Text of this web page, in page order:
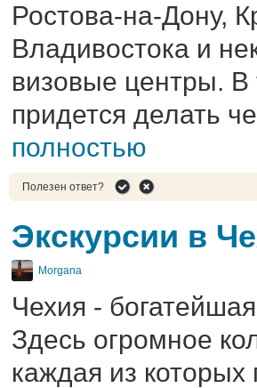
Ростова-на-Дону,
Владивостока и
визовые центры. В
придется делать
полностью
Полезен ответ?
Экскурсии в
Morgana
Чехия -
Здесь огромное
каждая из